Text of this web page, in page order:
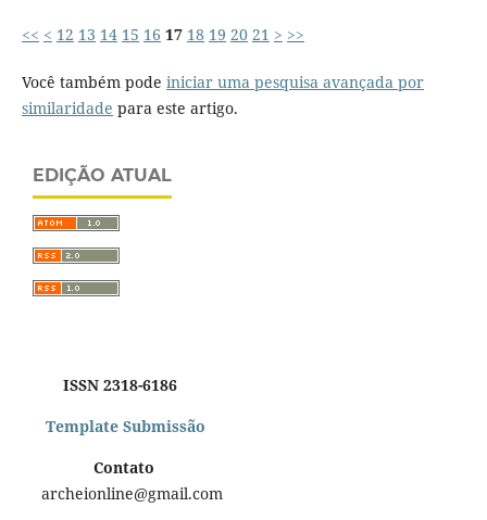
<< < 12 13 14 15 16 17 18 19 20 21 > >>
Você também pode iniciar uma pesquisa avançada por
similaridade para este artigo.
EDIÇÃO ATUAL
ISSN 2318-6186
Template Submissão
Contato
archeionline@gmail.com